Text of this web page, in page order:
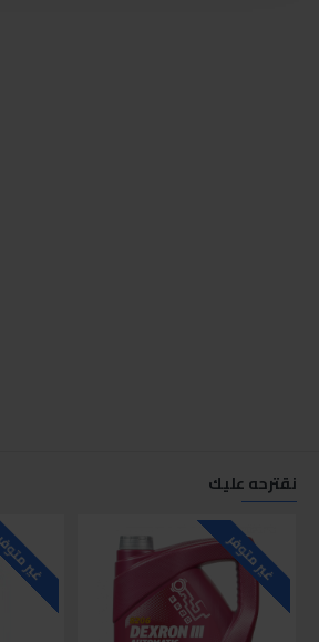
نقترحه عليك
غير متوفر غير